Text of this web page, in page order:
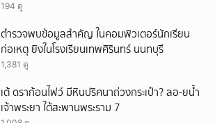
194 ดู
ตำรวจพบข้อมูลสำคัญ ในคอมพิวเตอร์นักเรียน
ก่อเหตุ ยิงในโรงเรียนเทพศิรินทร์ นนทบุรี
1,381 ดู
เต้ ดราก้อนไฟว์ มีหินปริศนาถ่วงกระเป๋า? ลอ-ยน้ำ
เจ้าพระยา ใต้สะพานพระราม 7